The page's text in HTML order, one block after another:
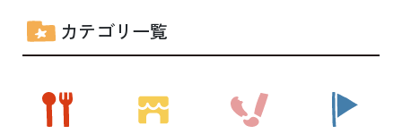
カテゴリ一覧